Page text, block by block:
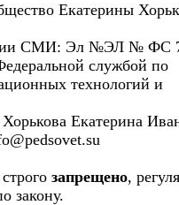
Екатерины
СМИ: Эл №ЭЛ № ФС
службой по
технологий и
Екатерина
запрещено,
закону.